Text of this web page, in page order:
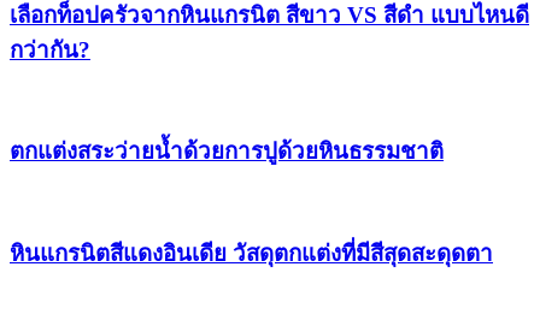
เลือกท็อปครัวจากหินแกรนิต สีขาว VS สีดำ แบบไหนดี
กว่ากัน?
ตกแต่งสระว่ายน้ำด้วยการปูด้วยหินธรรมชาติ
หินแกรนิตสีแดงอินเดีย วัสดุตกแต่งที่มีสีสุดสะดุดตา